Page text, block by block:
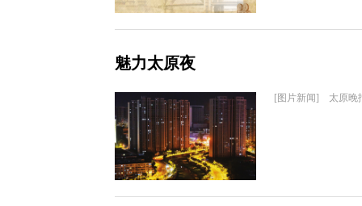
魅力太原夜
[图片新闻] 太原晚